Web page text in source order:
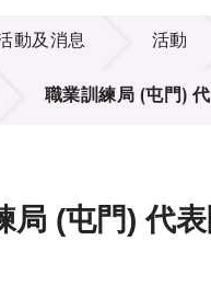
化
助計劃
息
動及消息 活動
職業訓練局 (屯門)
局 (屯門) 代表